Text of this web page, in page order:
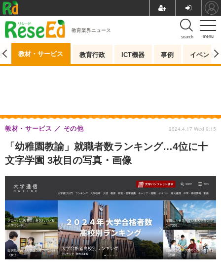
menu
search
教育業界ニュース
教材・サービス 教育行政 ICT機器 事例 イベント
「幼稚園教諭」就職者数ランキング…4位に十
文字学園 3枚目の写真・画像
教材・サービス その他 2024.4.17 Wed 9:15